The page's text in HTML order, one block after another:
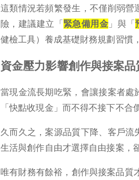
這類情況若頻繁發生，不僅削弱
險，建議建立
「緊急備用金 」與「
健檢工具）養成基礎財務規劃習慣
資金壓力影響創作與接案品
當現金流長期吃緊，會讓接案者處
「快點收現金」而不得不接下不合
久而久之，案源品質下降、客戶流
生活與創作自由才選擇自由接案，
唯有財務有餘裕，創作與接案品質